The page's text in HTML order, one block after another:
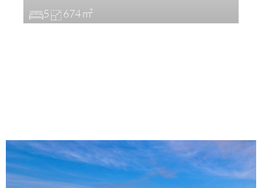
5 674 m²